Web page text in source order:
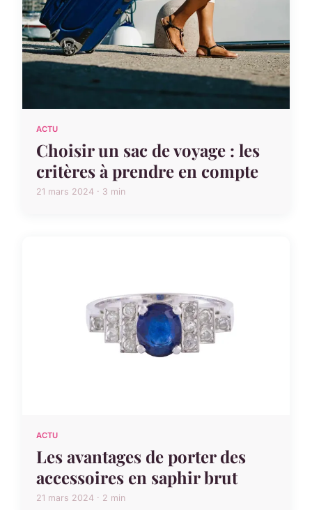
ACTU
Choisir un sac de voyage : les
critères à prendre en compte
21 mars 2024 · 3 min
ACTU
Les avantages de porter des
accessoires en saphir brut
21 mars 2024 · 2 min